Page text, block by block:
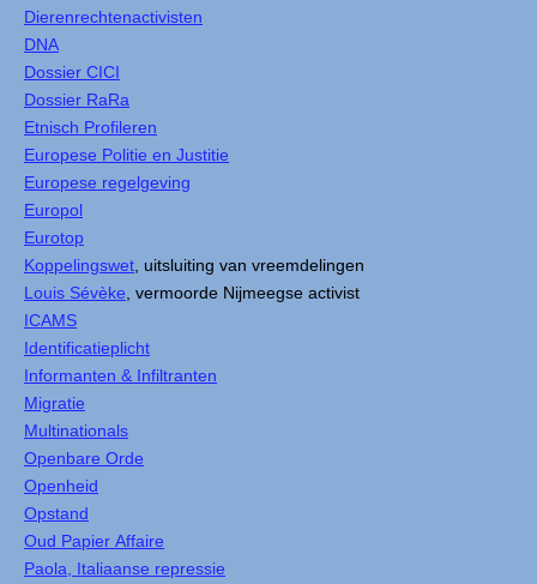
Dierenrechtenactivisten
DNA
Dossier CICI
Dossier RaRa
Etnisch Profileren
Europese Politie en Justitie
Europese regelgeving
Europol
Eurotop
Koppelingswet , uitsluiting van vreemdelingen
Louis Sévèke , vermoorde Nijmeegse activist
ICAMS
Identificatieplicht
Informanten & Infiltranten
Migratie
Multinationals
Openbare Orde
Openheid
Opstand
Oud Papier Affaire
Paola, Italiaanse repressie